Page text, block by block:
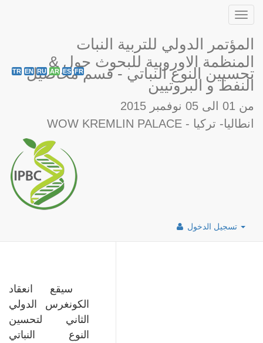
المؤتمر الدولي للتربية النبات
& المنظمة الاوروبية للبحوث حول
تحسيين النوع النباتي - قسم محاصيل
النفط و البروتيين
من 01 الى 05 نوفمبر 2015
WOW KREMLIN PALACE - انطاليا- تركيا
TR EN RU AR ES FR
سيقع انعقاد
الكونغرس الدولي
الثاني لتحسين
النوع النباتي